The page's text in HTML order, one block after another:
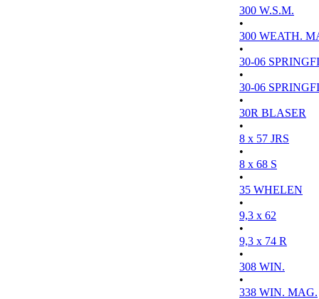
300 W.S.M.
•
300 WEATH.
•
30-06
•
30-06
•
30R BLASER
•
8 x 57 JRS
•
8 x 68 S
•
35 WHELEN
•
9,3 x 62
•
9,3 x 74 R
•
308 WIN.
•
338 WIN. MAG.